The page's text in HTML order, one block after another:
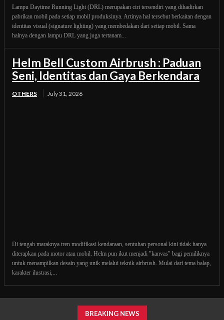
Lampu Daytime Running Light (DRL) merupakan ciri tersendiri yang dihadirkan
pabrikan mobil pada setiap mobil produksinya. Artinya hal tersebut berkaitan dengan
identitas visual (signature lighting) yang membedakan dari setiap mobil. Sama
halnya dengan lampu DRL yang juga tertanam...
Helm Bell Custom Airbrush : Paduan
Seni, Identitas dan Gaya Berkendara
OTHERS July 31, 2026
Di tengah maraknya tren modifikasi kendaraan, sentuhan personal kini tidak hanya
diterapkan pada motor atau mobil. Helm pun ikut menjadi "kanvas" bagi pemiliknya
untuk menampilkan desain yang unik melalui teknik airbrush. Mulai dari tema balap,
karakter ilustrasi,...
BREAKING NEWS